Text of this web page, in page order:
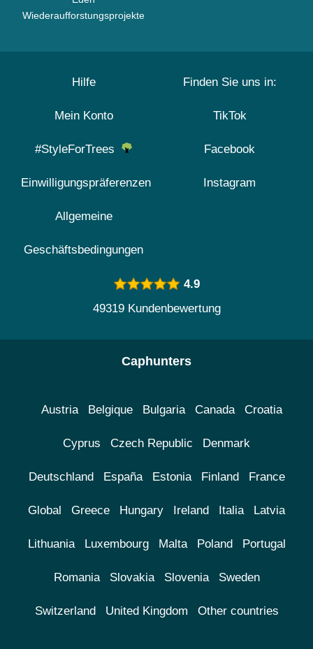
Wiederaufforstungsprojekte
Hilfe
Mein Konto
#StyleForTrees
Einwilligungspräferenzen
Allgemeine
Geschäftsbedingungen
Finden Sie uns in:
TikTok
Facebook
Instagram
4.9
49319 Kundenbewertung
Caphunters
Austria Belgique Bulgaria Canada Croatia
Cyprus Czech Republic Denmark
Deutschland España Estonia Finland France
Global Greece Hungary Ireland Italia Latvia
Lithuania Luxembourg Malta Poland Portugal
Romania Slovakia Slovenia Sweden
Switzerland United Kingdom Other countries